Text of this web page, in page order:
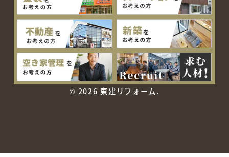
© 2026 東建リフォーム.